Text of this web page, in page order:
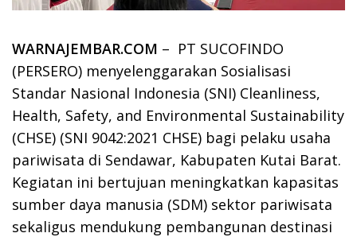
WARNAJEMBAR.COM – PT SUCOFINDO
(PERSERO) menyelenggarakan Sosialisasi
Standar Nasional Indonesia (SNI) Cleanliness,
Health, Safety, and Environmental Sustainability
(CHSE) (SNI 9042:2021 CHSE) bagi pelaku usaha
pariwisata di Sendawar, Kabupaten Kutai Barat.
Kegiatan ini bertujuan meningkatkan kapasitas
sumber daya manusia (SDM) sektor pariwisata
sekaligus mendukung pembangunan destinasi